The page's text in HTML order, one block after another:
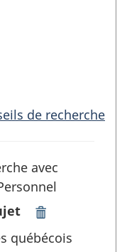
de recherche
avec
-
québécois